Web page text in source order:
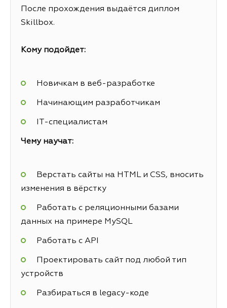
После прохождения выдаётся диплом
Skillbox.
Кому подойдет:
Новичкам в веб-разработке
Начинающим разработчикам
IT-специалистам
Чему научат:
Верстать сайты на HTML и CSS, вносить
изменения в вёрстку
Работать с реляционными базами
данных на примере MySQL
Работать с API
Проектировать сайт под любой тип
устройств
Разбираться в legacy-коде